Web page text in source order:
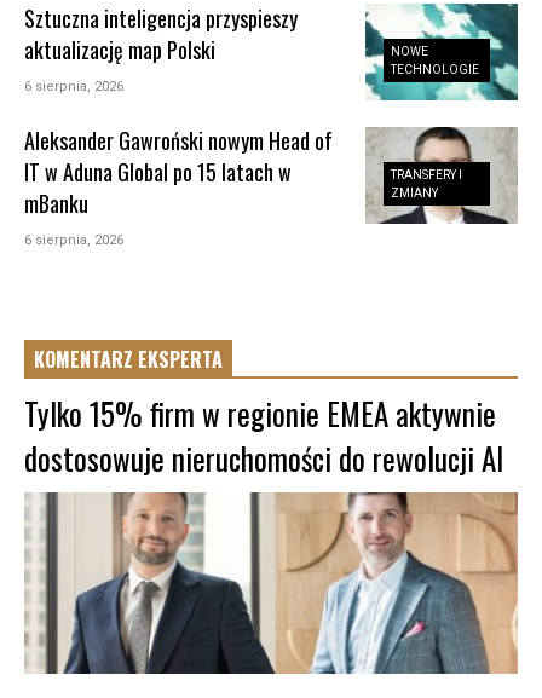
NOWE
TECHNOLOGIE
Sztuczna inteligencja przyspieszy
aktualizację map Polski
6 sierpnia, 2026
TRANSFERY I
ZMIANY
Aleksander Gawroński nowym Head of
IT w Aduna Global po 15 latach w
mBanku
6 sierpnia, 2026
KOMENTARZ EKSPERTA
Tylko 15% firm w regionie EMEA aktywnie
dostosowuje nieruchomości do rewolucji AI